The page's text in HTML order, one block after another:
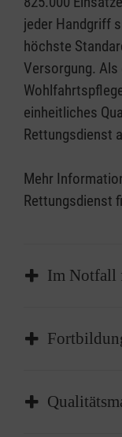
jeder Handgriff
höchste
Versorgung.
einheitliches
Rettungsdienst
Mehr
Rettungsdienst
Im Notfall
Die Malteser
die
Einen
Fortbildung